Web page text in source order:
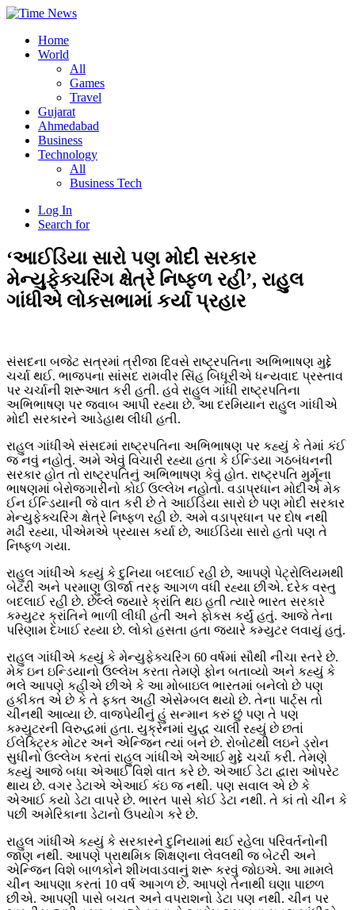
Home
World
All
Games
Travel
Gujarat
Ahmedabad
Business
Technology
All
Business Tech
Log In
Search for
‘આઈડિયા સારો પણ મોદી સરકાર
મેન્યુફેક્ચરિંગ ક્ષેત્રે નિષ્ફળ રહી’, રાહુલ
ગાંધીએ લોકસભામાં કર્યા પ્રહાર
સંસદના બજેટ સત્રમાં ત્રીજા દિવસે રાષ્ટ્રપતિના અભિભાષણ મુદ્દે
ચર્ચા થઈ. ભાજપના સાંસદ રામવીર સિંહ બિધૂરીએ ધન્યવાદ પ્રસ્તાવ
પર ચર્ચાની શરૂઆત કરી હતી. હવે રાહુલ ગાંધી રાષ્ટ્રપતિના
અભિભાષણ પર જવાબ આપી રહ્યા છે. આ દરમિયાન રાહુલ ગાંધીએ
મોદી સરકારને આડેહાથ લીધી હતી.
રાહુલ ગાંધીએ સંસદમાં રાષ્ટ્રપતિના અભિભાષણ પર કહ્યું કે તેમાં કંઈ
જ નવું નહોતું. અમે એવું વિચારી રહ્યા હતા કે ઈન્ડિયા ગઠબંધનની
સરકાર હોત તો રાષ્ટ્રપતિનું અભિભાષણ કેવું હોત. રાષ્ટ્રપતિ મુર્મૂના
ભાષણમાં બેરોજગારીનો કોઈ ઉલ્લેખ નહોતો. વડાપ્રધાન મોદીએ મેક
ઈન ઈન્ડિયાની જે વાત કરી છે તે આઈડિયા સારો છે પણ મોદી સરકાર
મેન્યુફેક્ચરિંગ ક્ષેત્રે નિષ્ફળ રહી છે. અમે વડાપ્રધાન પર દોષ નથી
મઢી રહ્યા, પીએમએ પ્રયાસ કર્યા છે, આઈડિયા સારો હતો પણ તે
નિષ્ફળ ગયા.
રાહુલ ગાંધીએ કહ્યું કે દુનિયા બદલાઈ રહી છે, આપણે પેટ્રોલિયમથી
બેટરી અને પરમાણુ ઊર્જા તરફ આગળ વધી રહ્યા છીએ. દરેક વસ્તુ
બદલાઈ રહી છે. છેલ્લે જ્યારે ક્રાંતિ થઇ હતી ત્યારે ભારત સરકારે
કમ્યુટર ક્રાંતિને ભાળી લીધી હતી અને ફોકસ કર્યું હતું. આજે તેના
પરિણામ દેખાઈ રહ્યા છે. લોકો હસતા હતા જ્યારે કમ્યુટર લવાયું હતું.
રાહુલ ગાંધીએ કહ્યું કે મેન્યુફેક્ચરિંગ 60 વર્ષમાં સૌથી નીચા સ્તરે છે.
મેક ઇન ઇન્ડિયાનો ઉલ્લેખ કરતા તેમણે ફોન બતાવ્યો અને કહ્યું કે
ભલે આપણે કહીએ છીએ કે આ મોબાઇલ ભારતમાં બનેલો છે પણ
હકીકત એ છે કે તે ફક્ત અહીં એસેમ્બલ થયો છે. તેના પાર્ટ્સ તો
ચીનથી આવ્યા છે. વાજપેયીનું હું સન્માન કરું છું પણ તે પણ
કમ્યુટરની વિરુદ્ધમાં હતા. યુક્રેનમાં યુદ્ધ ચાલી રહ્યું છે છતાં
ઈલેક્ટ્રિક મોટર અને એન્જિન ત્યાં બને છે. રોબોટથી લઇને ડ્રોન
સુધીનો ઉલ્લેખ કરતાં રાહુલ ગાંધીએ એઆઈ મુદ્દે ચર્ચા કરી. તેમણે
કહ્યું આજે બધા એઆઈ વિશે વાત કરે છે. એઆઈ ડેટા દ્વારા ઓપરેટ
થાય છે. વગર ડેટાએ એઆઈ કંઇ જ નથી. પણ સવાલ એ છે કે
એઆઈ કયો ડેટા વાપરે છે. ભારત પાસે કોઈ ડેટા નથી. તે કાં તો ચીન કે
પછી અમેરિકાના ડેટાનો ઉપયોગ કરે છે.
રાહુલ ગાંધીએ કહ્યું કે સરકારને દુનિયામાં થઈ રહેલા પરિવર્તનોની
જાણ નથી. આપણે પ્રાથમિક શિક્ષણના લેવલથી જ બેટરી અને
એન્જિન વિશે બાળકોને શીખવાડવાનું શરૂ કરવું જોઇએ. આ મામલે
ચીન આપણા કરતાં 10 વર્ષ આગળ છે. આપણે તેનાથી ઘણા પાછળ
છીએ. આપણી પાસે બચત અને વપરાશનો ડેટા પણ નથી. ચીન પર